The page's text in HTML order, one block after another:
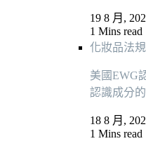
19 8 月,
1 Mins read
化妝品法規
美國EWG
認識成分
18 8 月,
1 Mins read